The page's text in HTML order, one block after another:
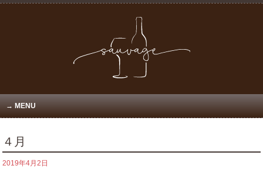
MENU
４月
2019年4月2日